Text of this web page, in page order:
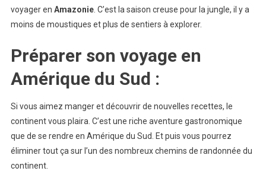
voyager en Amazonie. C’est la saison creuse pour la jungle, il y a
moins de moustiques et plus de sentiers à explorer.
Préparer son voyage en
Amérique du Sud :
Si vous aimez manger et découvrir de nouvelles recettes, le
continent vous plaira. C’est une riche aventure gastronomique
que de se rendre en Amérique du Sud. Et puis vous pourrez
éliminer tout ça sur l’un des nombreux chemins de randonnée du
continent.